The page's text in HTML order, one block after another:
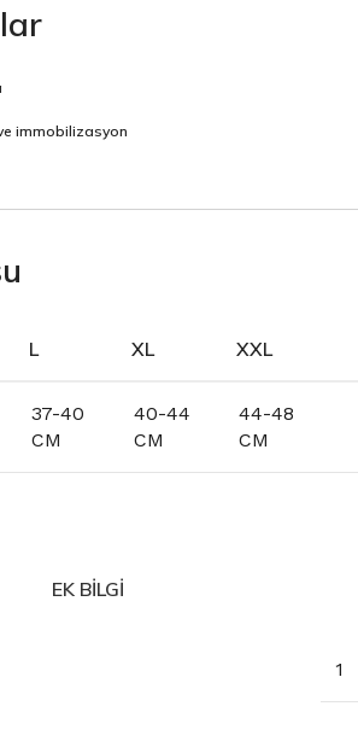
immobilizasyon
L XL XXL
37-40
CM
40-44
CM
44-48
CM
EK BILGI
1